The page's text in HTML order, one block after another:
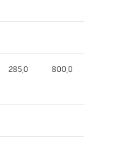
285,0 800,0